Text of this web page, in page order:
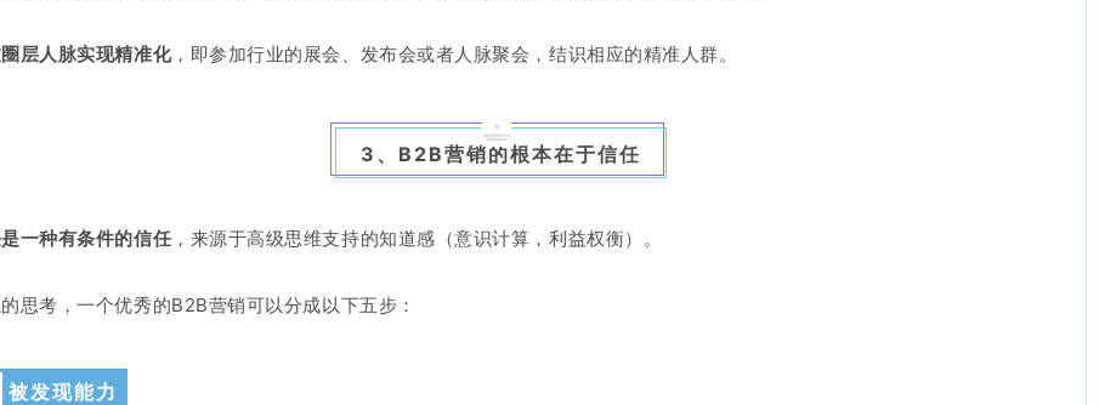
层人脉实现精准化，即参加行业的展会、发布会或者人脉聚会，结识相应的精准人群。
3、B2B营销的根本在于信任
一种有条件的信任 ，来源于高级思维支持的知道感（意识计算，利益权衡）。
思考，一个优秀的B2B营销可以分成以下五步：
被发现能力